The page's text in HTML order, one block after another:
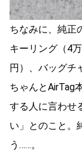
ちなみに、純正
キーリング（4
円）、バッグチ
ちゃんとAirTag
する人に言わせ
い」とのこと。
う……。